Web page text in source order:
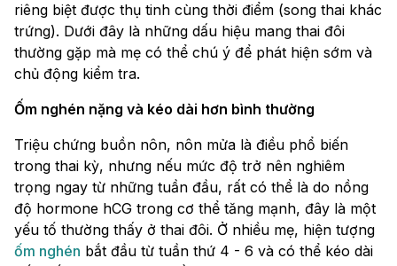
riêng biệt được thụ tinh cùng thời điểm (song thai khác
trứng). Dưới đây là những dấu hiệu mang thai đôi
thường gặp mà mẹ có thể chú ý để phát hiện sớm và
chủ động kiểm tra.
Ốm nghén nặng và kéo dài hơn bình thường
Triệu chứng buồn nôn, nôn mửa là điều phổ biến
trong thai kỳ, nhưng nếu mức độ trở nên nghiêm
trọng ngay từ những tuần đầu, rất có thể là do nồng
độ hormone hCG trong cơ thể tăng mạnh, đây là một
yếu tố thường thấy ở thai đôi. Ở nhiều mẹ, hiện tượng
ốm nghén bắt đầu từ tuần thứ 4 - 6 và có thể kéo dài